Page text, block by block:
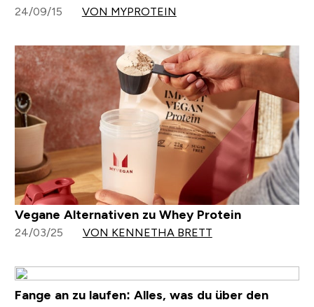
24/09/15 VON MYPROTEIN
Vegane Alternativen zu Whey Protein
24/03/25 VON KENNETHA BRETT
Fange an zu laufen: Alles, was du über den